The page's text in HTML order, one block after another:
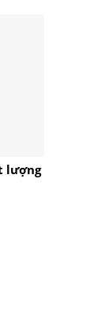
lượng